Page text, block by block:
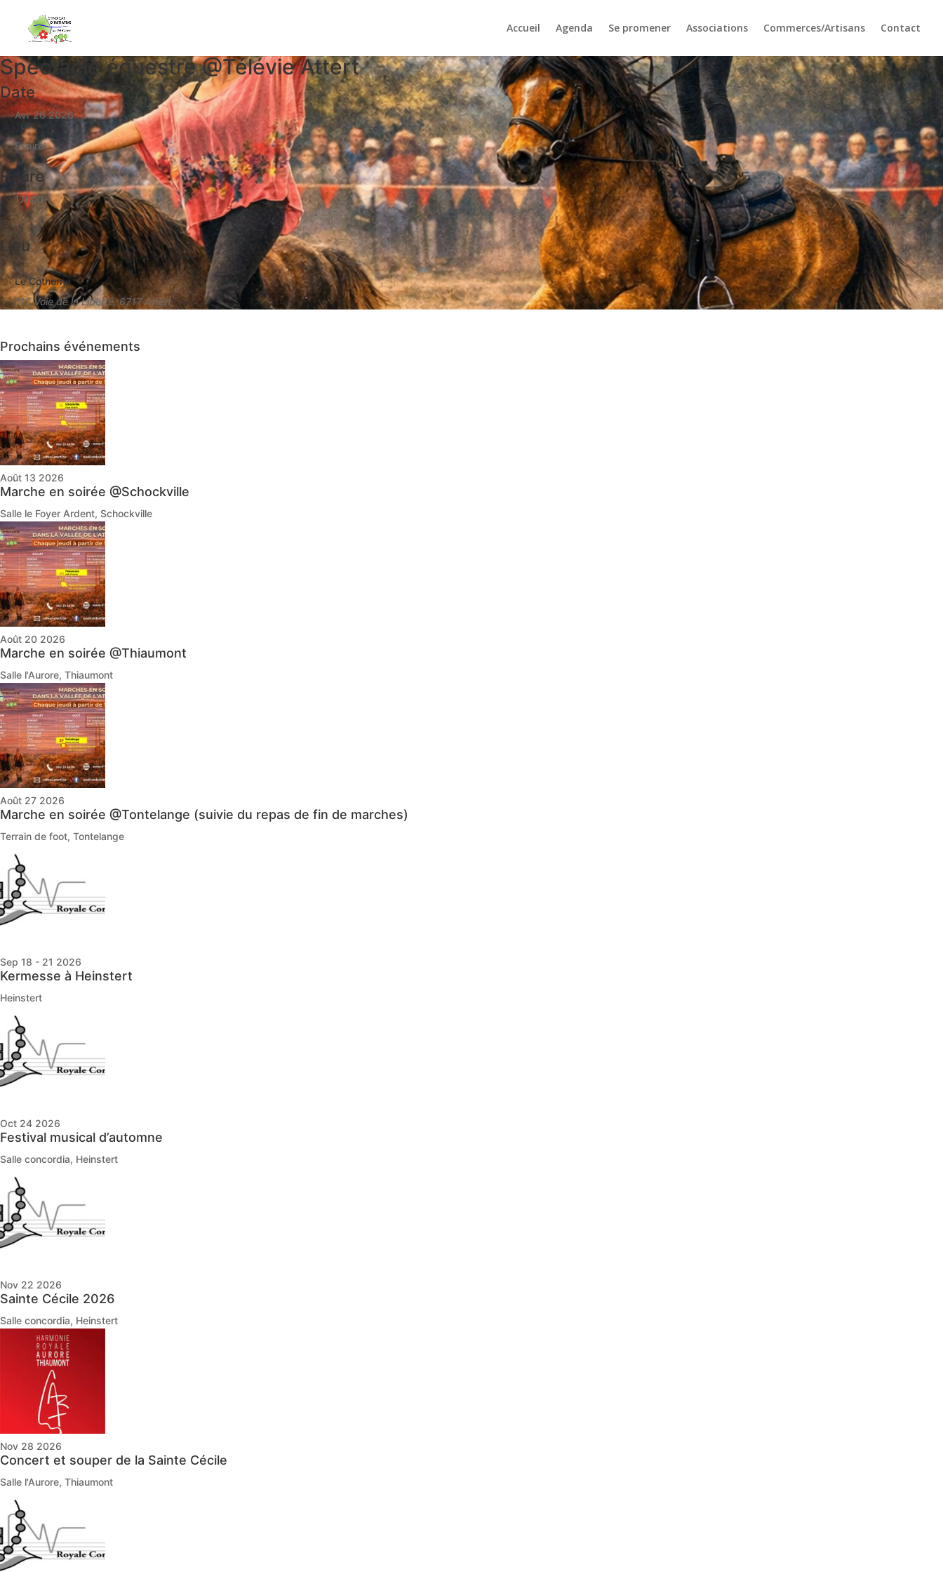
Accueil Agenda Se promener Associations Commerces/Artisans Contact
Spectacle équestre @Télévie Attert
Date
Avr 26 2026
Expiré!
Heure
17h00
Lieu
Le Cothurne
113 Voie de la Liberté, 6717 Attert
Prochains événements
Août 13 2026
Marche en soirée @Schockville
Salle le Foyer Ardent, Schockville
Août 20 2026
Marche en soirée @Thiaumont
Salle l'Aurore, Thiaumont
Août 27 2026
Marche en soirée @Tontelange (suivie du repas de fin de marches)
Terrain de foot, Tontelange
Sep 18 - 21 2026
Kermesse à Heinstert
Heinstert
Oct 24 2026
Festival musical d’automne
Salle concordia, Heinstert
Nov 22 2026
Sainte Cécile 2026
Salle concordia, Heinstert
Nov 28 2026
Concert et souper de la Sainte Cécile
Salle l'Aurore, Thiaumont